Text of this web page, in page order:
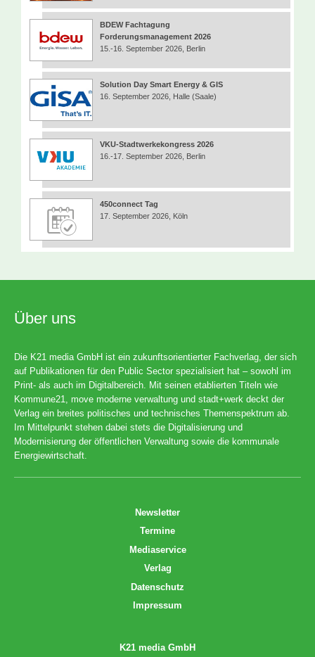
BDEW Fachtagung
Forderungsmanagement 2026
15.-16. September 2026, Berlin
Solution Day Smart Energy & GIS
16. September 2026, Halle (Saale)
VKU-Stadtwerkekongress 2026
16.-17. September 2026, Berlin
450connect Tag
17. September 2026, Köln
Über uns
Die K21 media GmbH ist ein zukunftsorientierter Fachverlag, der sich
auf Publikationen für den Public Sector spezialisiert hat – sowohl im
Print- als auch im Digitalbereich. Mit seinen etablierten Titeln wie
Kommune21, move moderne verwaltung und stadt+werk deckt der
Verlag ein breites politisches und technisches Themenspektrum ab.
Im Mittelpunkt stehen dabei stets die Digitalisierung und
Modernisierung der öffentlichen Verwaltung sowie die kommunale
Energiewirtschaft.
Newsletter
Termine
Mediaservice
Verlag
Datenschutz
Impressum
K21 media GmbH